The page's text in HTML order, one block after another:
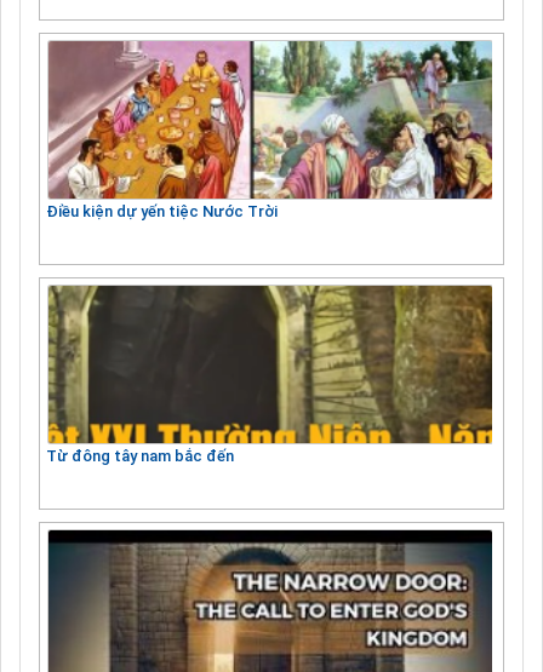
Điều kiện dự yến tiệc Nước Trời
Từ đông tây nam bắc đến